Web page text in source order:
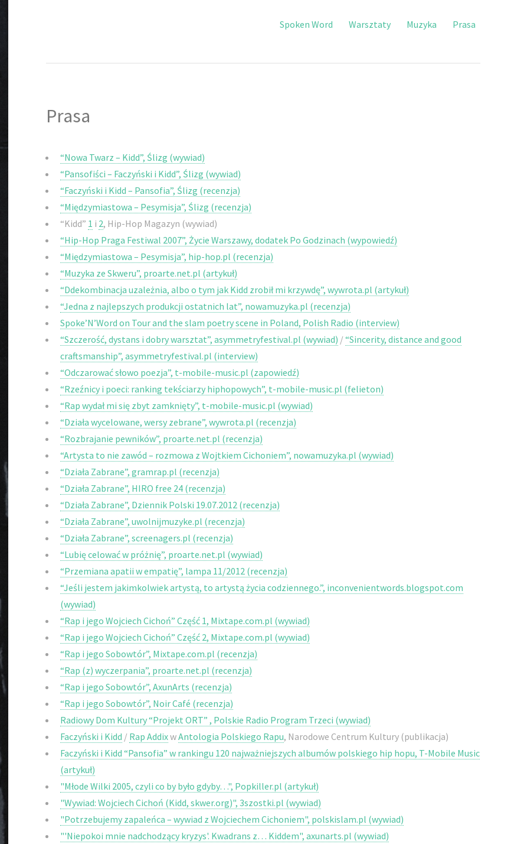
Spoken Word Warsztaty Muzyka Prasa
Prasa
“Nowa Twarz – Kidd”, Ślizg (wywiad)
“Pansofiści – Faczyński i Kidd”, Ślizg (wywiad)
“Faczyński i Kidd – Pansofia”, Ślizg (recenzja)
“Międzymiastowa – Pesymisja”, Ślizg (recenzja)
“Kidd” 1 i 2, Hip-Hop Magazyn (wywiad)
“Hip-Hop Praga Festiwal 2007”, Życie Warszawy, dodatek Po Godzinach (wypowiedź)
“Międzymiastowa – Pesymisja”, hip-hop.pl (recenzja)
“Muzyka ze Skweru”, proarte.net.pl (artykuł)
“Ddekombinacja uzależnia, albo o tym jak Kidd zrobił mi krzywdę”, wywrota.pl (artykuł)
“Jedna z najlepszych produkcji ostatnich lat”, nowamuzyka.pl (recenzja)
Spoke’N’Word on Tour and the slam poetry scene in Poland, Polish Radio (interview)
“Szczerość, dystans i dobry warsztat”, asymmetryfestival.pl (wywiad) /“Sincerity, distance and good
craftsmanship”, asymmetryfestival.pl (interview)
“Odczarować słowo poezja”, t-mobile-music.pl (zapowiedź)
“Rzeźnicy i poeci: ranking tekściarzy hiphopowych”, t-mobile-music.pl (felieton)
“Rap wydał mi się zbyt zamknięty”, t-mobile-music.pl (wywiad)
“Działa wycelowane, wersy zebrane”, wywrota.pl (recenzja)
“Rozbrajanie pewników”, proarte.net.pl (recenzja)
“Artysta to nie zawód – rozmowa z Wojtkiem Cichoniem”, nowamuzyka.pl (wywiad)
“Działa Zabrane”, gramrap.pl (recenzja)
“Działa Zabrane”, HIRO free 24 (recenzja)
“Działa Zabrane”, Dziennik Polski 19.07.2012 (recenzja)
“Działa Zabrane”, uwolnijmuzyke.pl (recenzja)
“Działa Zabrane”, screenagers.pl (recenzja)
“Lubię celować w próżnię”, proarte.net.pl (wywiad)
“Przemiana apatii w empatię”, lampa 11/2012 (recenzja)
“Jeśli jestem jakimkolwiek artystą, to artystą życia codziennego.”, inconvenientwords.blogspot.com
(wywiad)
“Rap i jego Wojciech Cichoń” Część 1, Mixtape.com.pl (wywiad)
“Rap i jego Wojciech Cichoń” Część 2, Mixtape.com.pl (wywiad)
“Rap i jego Sobowtór”, Mixtape.com.pl (recenzja)
“Rap (z) wyczerpania”, proarte.net.pl (recenzja)
“Rap i jego Sobowtór”, AxunArts (recenzja)
“Rap i jego Sobowtór”, Noir Café (recenzja)
Radiowy Dom Kultury “Projekt ORT” , Polskie Radio Program Trzeci (wywiad)
Faczyński i Kidd / Rap AddixwAntologia Polskiego Rapu, Narodowe Centrum Kultury (publikacja)
Faczyński i Kidd “Pansofia” w rankingu 120 najważniejszych albumów polskiego hip hopu, T-Mobile Music
(artykuł)
"Młode Wilki 2005, czyli co by było gdyby…", Popkiller.pl (artykuł)
"Wywiad: Wojciech Cichoń (Kidd, skwer.org)", 3szostki.pl (wywiad)
"Potrzebujemy zapaleńca – wywiad z Wojciechem Cichoniem", polskislam.pl (wywiad)
"'Niepokoi mnie nadchodzący kryzys'. Kwadrans z… Kiddem", axunarts.pl (wywiad)